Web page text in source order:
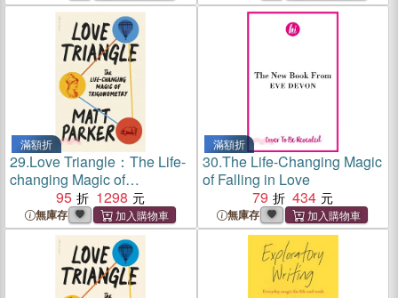
滿額折
29.Love Triangle：The Life-
changing Magic of
Trigonometry
95 1298
無庫存
滿額折
30.The Life-Changing Magic
of Falling in Love
79
434
無庫存